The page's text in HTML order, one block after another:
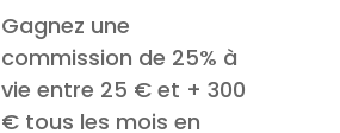
Gagnez une
commission de 25% à
vie entre 25 € et + 300
€ tous les mois en